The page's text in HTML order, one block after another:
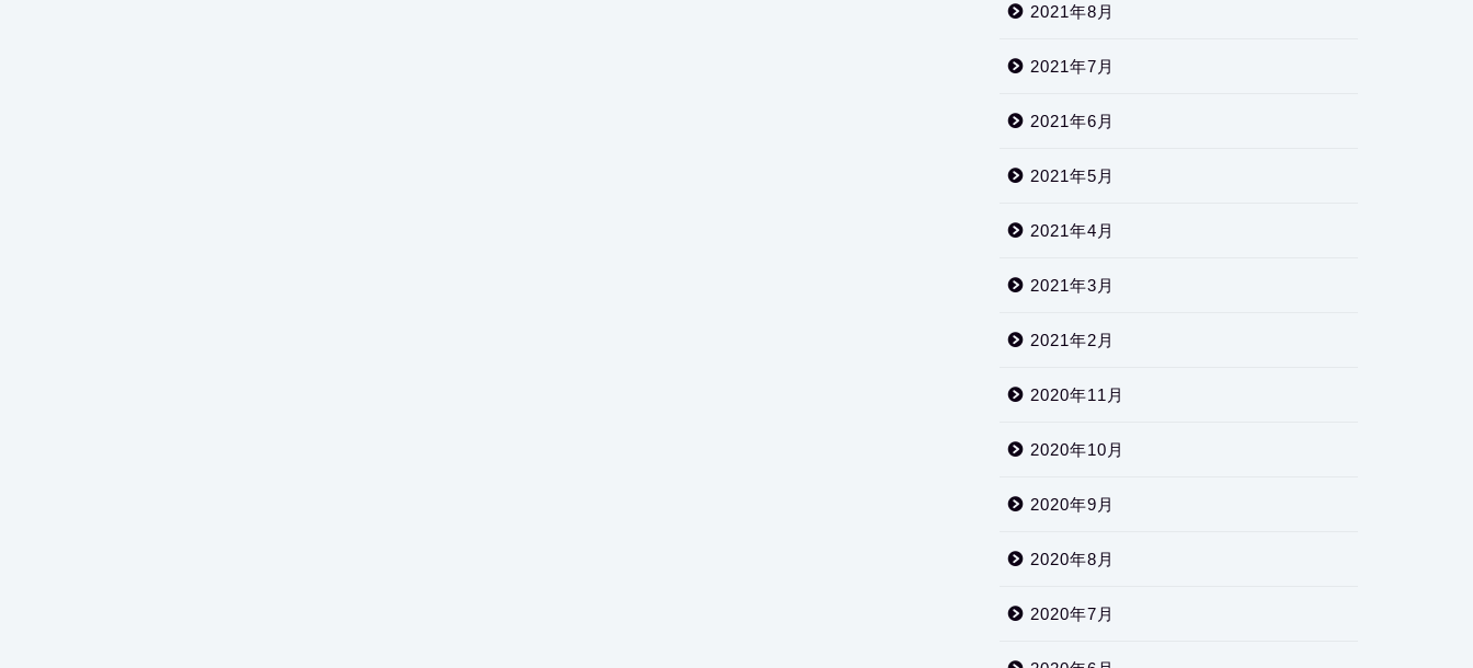
2021年8月
2021年7月
2021年6月
2021年5月
2021年4月
2021年3月
2021年2月
2020年11月
2020年10月
2020年9月
2020年8月
2020年7月